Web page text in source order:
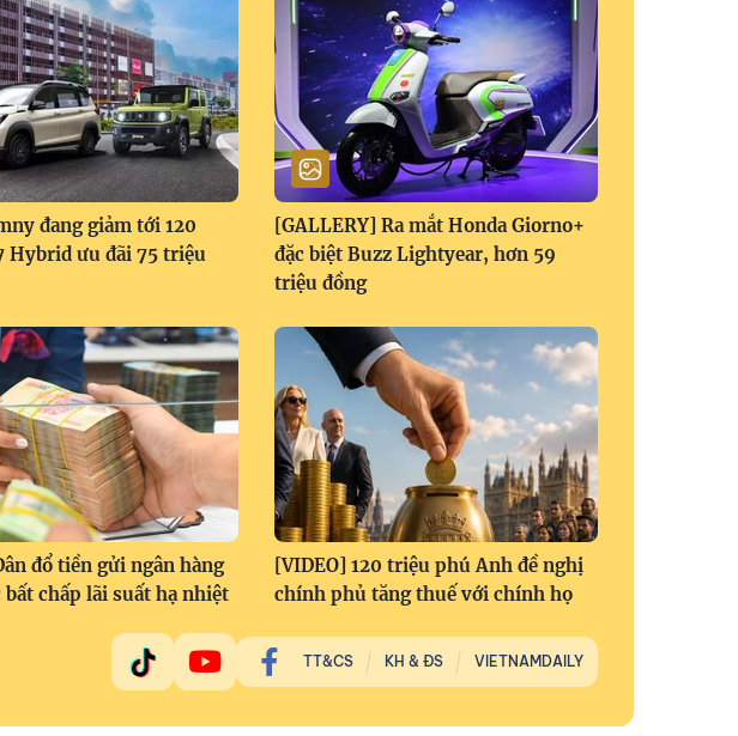
đang giảm tới 120
Hybrid ưu đãi 75 triệu
[GALLERY] Ra mắt Honda Giorno+
đặc biệt Buzz Lightyear, hơn 59
triệu đồng
đổ tiền gửi ngân hàng
chấp lãi suất hạ nhiệt
[VIDEO] 120 triệu phú Anh đề nghị
chính phủ tăng thuế với chính họ
TT&CS KH & ĐS VIETNAMDAILY